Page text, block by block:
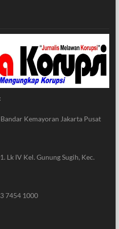
Kemayoran Jakarta Pusat
Lk IV Kel. Gunung Sugih, Kec.
7454 1000